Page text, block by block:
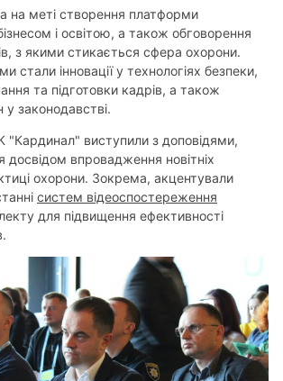
на меті створення платформи
і освітою, а також обговорення
з якими стикається сфера охорони.
стали інновації у технологіях безпеки,
та підготовки кадрів, а також
у законодавстві.
"Кардинал" виступили з доповідями,
досвідом впровадження новітніх
охорони. Зокрема, акцентували
систем відеоспостереження
для підвищення ефективності